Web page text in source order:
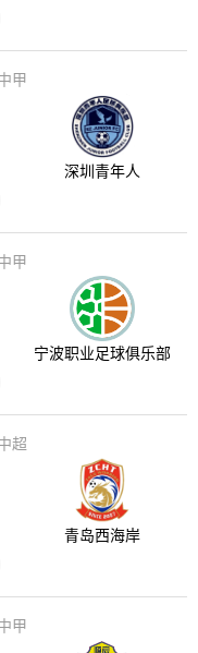
甲
深圳青年人
甲
宁波职业足球俱乐部
超
青岛西海岸
甲